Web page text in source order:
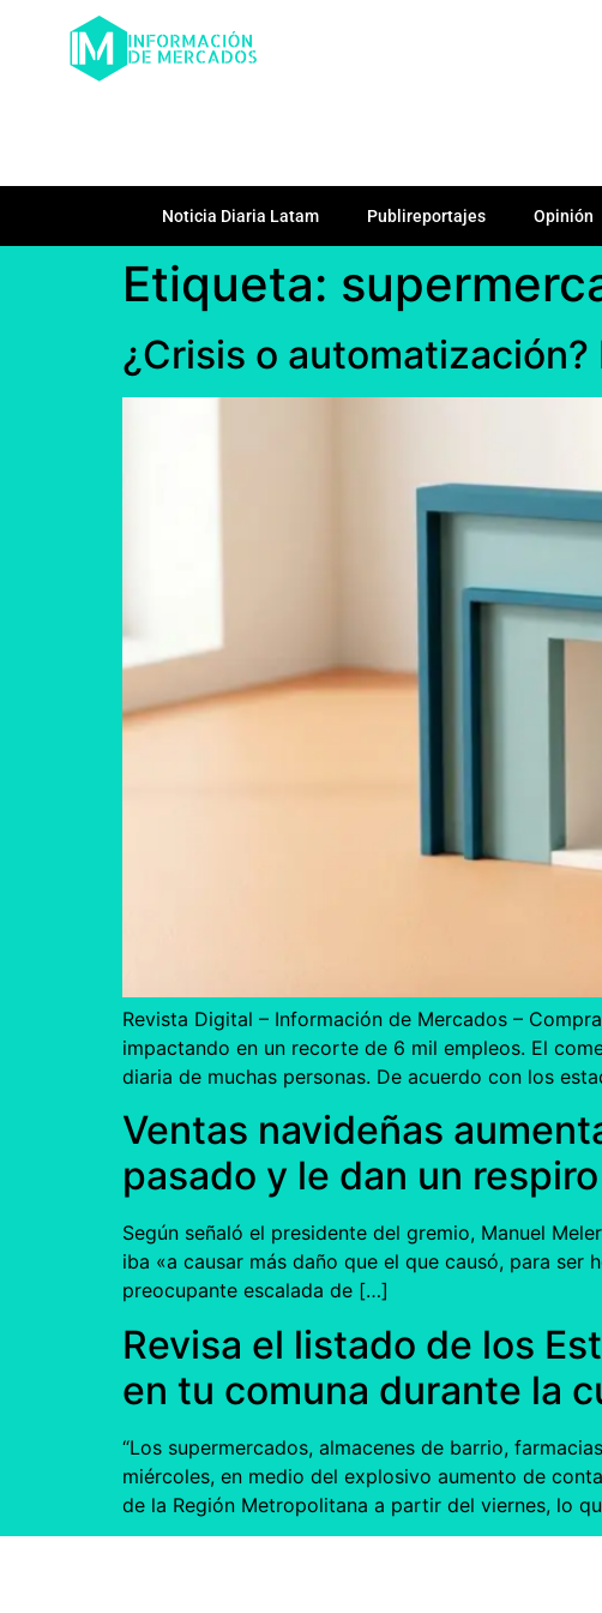
Noticia Diaria Latam Publireportajes Opinión
Etiqueta:
¿Crisis o
Revista Digital – Información de Mercados –
impactando en un recorte de 6 mil empleos. El
diaria de muchas personas. De acuerdo con los
Ventas navideñas
pasado y le dan un
Según señaló el presidente del gremio, Manuel
iba «a causar más daño que el que causó, para
preocupante escalada de […]
Revisa el listado de los
en tu comuna durante la
“Los supermercados, almacenes de barrio,
miércoles, en medio del explosivo aumento de
de la Región Metropolitana a partir del viernes, lo